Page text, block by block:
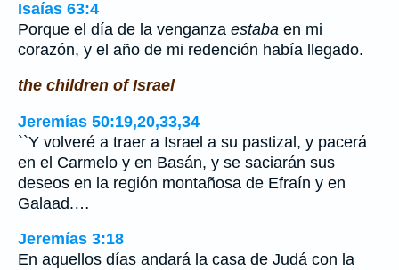
Isaías 63:4
Porque el día de la venganza estaba en mi
corazón, y el año de mi redención había llegado.
the children of Israel
Jeremías 50:19,20,33,34
``Y volveré a traer a Israel a su pastizal, y pacerá
en el Carmelo y en Basán, y se saciarán sus
deseos en la región montañosa de Efraín y en
Galaad.…
Jeremías 3:18
En aquellos días andará la casa de Judá con la